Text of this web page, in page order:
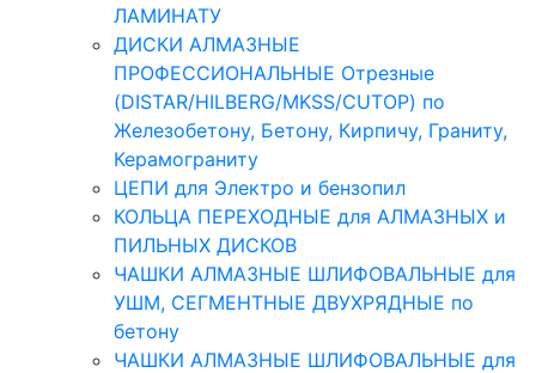
ЛАМИНАТУ
ДИСКИ АЛМАЗНЫЕ
ПРОФЕССИОНАЛЬНЫЕ Отрезные
(DISTAR/HILBERG/MKSS/CUTOP) по
Железобетону, Бетону, Кирпичу, Граниту,
Керамограниту
ЦЕПИ для Электро и бензопил
КОЛЬЦА ПЕРЕХОДНЫЕ для АЛМАЗНЫХ и
ПИЛЬНЫХ ДИСКОВ
ЧАШКИ АЛМАЗНЫЕ ШЛИФОВАЛЬНЫЕ для
УШМ, СЕГМЕНТНЫЕ ДВУХРЯДНЫЕ по
бетону
ЧАШКИ АЛМАЗНЫЕ ШЛИФОВАЛЬНЫЕ для